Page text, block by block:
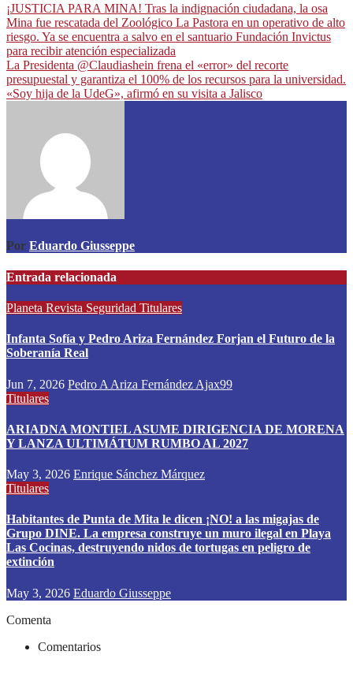
¡JUSTICIA PARA MINA! Tras la indignación ciudadana, la osa
Mina fue rescatada del Zoológico La Pastora en un operativo de alto
riesgo. Ya se encuentra a salvo en el santuario Fundación Invictus
para recibir atención especializada
La Presidenta @Claudiashein frena el «error» del recorte
presupuestal y garantiza el 100% de los recursos para la universidad.
«Soy hija de la UdeG», afirmó en su visita a Jalisco
Por Eduardo Giusseppe
Entrada relacionada
Planeta Revista Seguridad Titulares
Infanta Sofía y Pedro Ariza Fernández Forjan el Futuro de la
Soberanía Real
Jun 7, 2026 Pedro A Ariza Fernández Ajax99
Titulares
ARIADNA MONTIEL ASUME DIRIGENCIA DE MORENA
Y LANZA ULTIMÁTUM RUMBO AL 2027
May 3, 2026 Enrique Sánchez Márquez
Titulares
Habitantes de Punta de Mita le dicen ¡NO! a las migajas de
Grupo DINE. La empresa construye un muro ilegal en Playa
Las Cocinas, destruyendo nidos de tortugas en peligro de
extinción
May 3, 2026 Eduardo Giusseppe
Comenta
Comentarios